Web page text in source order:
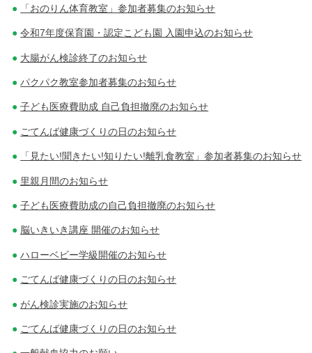
「おのりん体育教室」参加者募集のお知らせ
令和7年度保育園・認定こども園 入園申込のお知らせ
大腸がん検診終了のお知らせ
パクパク教室参加者募集のお知らせ
子ども医療費助成 自己負担撤廃のお知らせ
ごてんば健康づくりの日のお知らせ
「見たい!聞きたい!知りたい!離乳食教室」参加者募集のお知らせ
里親月間のお知らせ
子ども医療費助成の自己負担撤廃のお知らせ
脳いきいき講座 開催のお知らせ
ハローベビー学級開催のお知らせ
ごてんば健康づくりの日のお知らせ
がん検診実施のお知らせ
ごてんば健康づくりの日のお知らせ